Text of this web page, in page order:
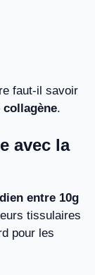
faut-il savoir
.
avec la
entre 10g
tissulaires
pour les